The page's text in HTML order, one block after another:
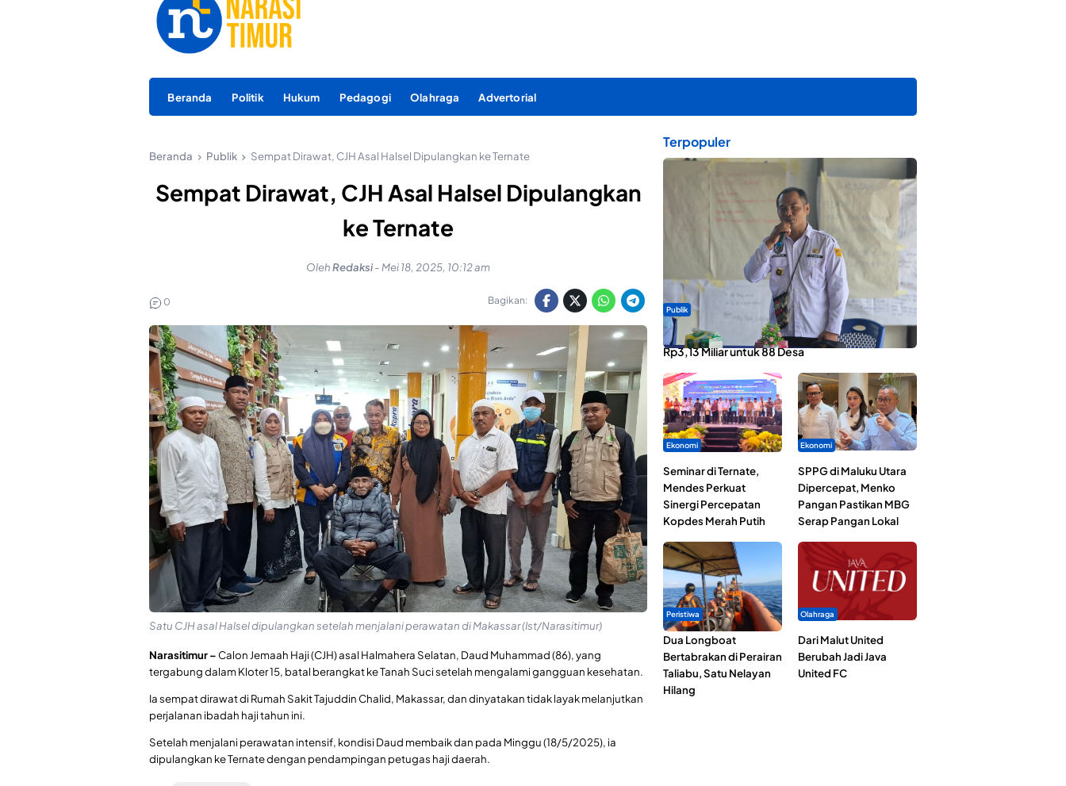
Beranda Politik Hukum Pedagogi Olahraga Advertorial
Beranda Publik Sempat Dirawat, CJH Asal Halsel Dipulangkan ke Ternate
Sempat Dirawat, CJH Asal Halsel Dipulangkan
ke Ternate
OlehRedaksi- Mei 18, 2025, 10:12 am
0 Bagikan:
Satu CJH asal Halsel dipulangkan setelah menjalani perawatan di Makassar (Ist/Narasitimur)
Narasitimur – Calon Jemaah Haji (CJH) asal Halmahera Selatan, Daud Muhammad (86), yang
tergabung dalam Kloter 15, batal berangkat ke Tanah Suci setelah mengalami gangguan kesehatan.
Ia sempat dirawat di Rumah Sakit Tajuddin Chalid, Makassar, dan dinyatakan tidak layak melanjutkan
perjalanan ibadah haji tahun ini.
Setelah menjalani perawatan intensif, kondisi Daud membaik dan pada Minggu (18/5/2025), ia
dipulangkan ke Ternate dengan pendampingan petugas haji daerah.
Terpopuler
Publik
ABDESI Morotai Apresiasi Penyaluran ADD
Rp3,13 Miliar untuk 88 Desa
Ekonomi
Seminar di Ternate,
Mendes Perkuat
Sinergi Percepatan
Kopdes Merah Putih
Ekonomi
SPPG di Maluku Utara
Dipercepat, Menko
Pangan Pastikan MBG
Serap Pangan Lokal
Peristiwa
Dua Longboat
Bertabrakan di Perairan
Taliabu, Satu Nelayan
Hilang
Olahraga
Dari Malut United
Berubah Jadi Java
United FC